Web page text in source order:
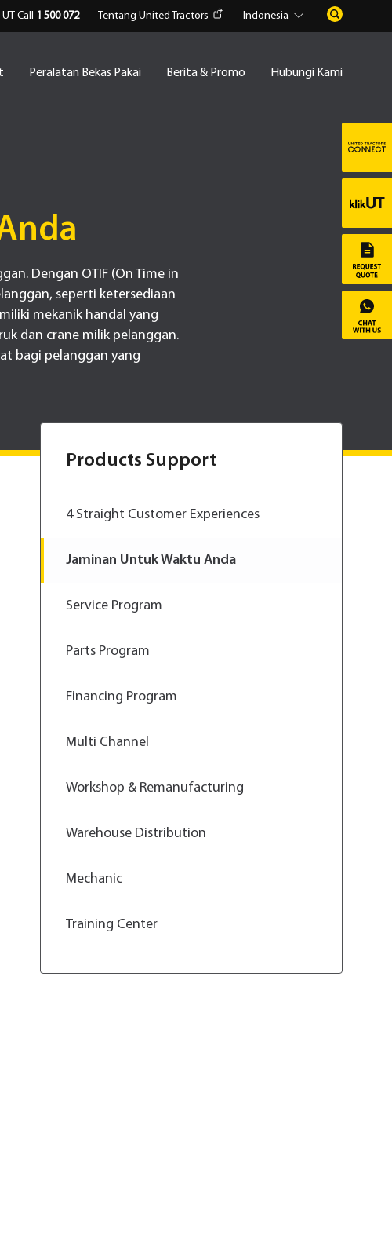
UT Call 1 500 072 Tentang United Tractors Indonesia
Peralatan Bekas Pakai Berita & Promo Hubungi Kami
Dengan OTIF (On Time in
seperti ketersediaan
mekanik handal yang
dan crane milik pelanggan.
bagi pelanggan yang
Products Support
4 Straight Customer Experiences
Jaminan Untuk Waktu Anda
Service Program
Parts Program
Financing Program
Multi Channel
Workshop & Remanufacturing
Warehouse Distribution
Mechanic
Training Center